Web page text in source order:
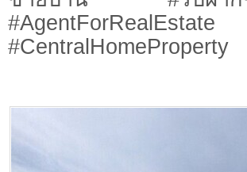
#CentralHomeProperty